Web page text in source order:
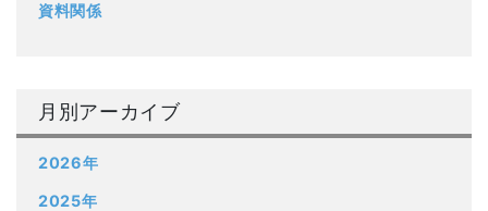
資料関係
月別アーカイブ
2026年
2025年